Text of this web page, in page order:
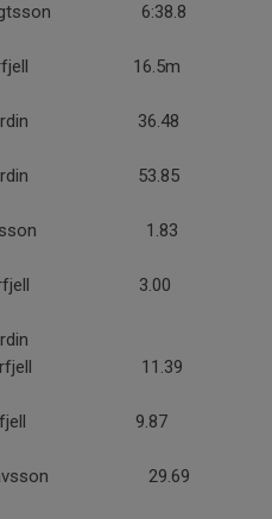
Bengtsson 6:38.8
16.5m
Bardin 36.48
Bardin 53.85
1.83
3.00
11.39
9.87
29.69